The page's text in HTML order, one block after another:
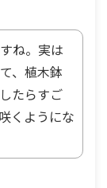
ね。実は
、植木鉢
たらすご
くようにな